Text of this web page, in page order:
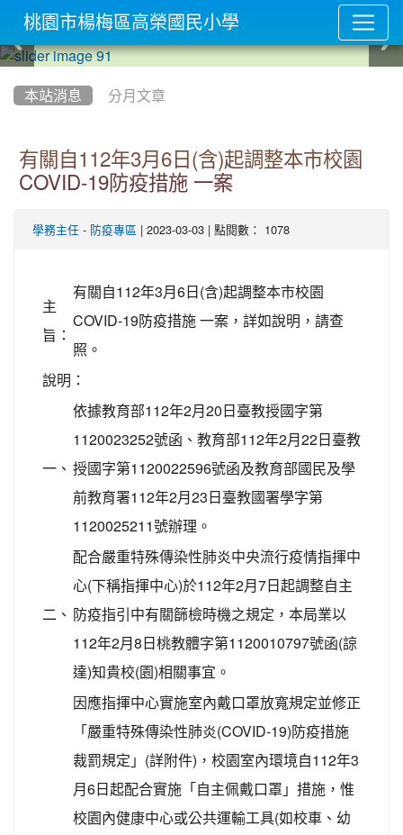
本站消息 分月文章
有關自112年3月6日(含)起調整本市校園
COVID-19防疫措施 一案
學務主任 - 防疫專區 | 2023-03-03 | 點閱數： 1078
主
旨：
有關自112年3月6日(含)起調整本市校園
COVID-19防疫措施 一案，詳如說明，請查
照。
說明：
一、
依據教育部112年2月20日臺教授國字第
1120023252號函、教育部112年2月22日臺教
授國字第1120022596號函及教育部國民及學
前教育署112年2月23日臺教國署學字第
1120025211號辦理。
二、
配合嚴重特殊傳染性肺炎中央流行疫情指揮中
心(下稱指揮中心)於112年2月7日起調整自主
防疫指引中有關篩檢時機之規定，本局業以
112年2月8日桃教體字第1120010797號函(諒
達)知貴校(園)相關事宜。
因應指揮中心實施室內戴口罩放寬規定並修正
「嚴重特殊傳染性肺炎(COVID-19)防疫措施
裁罰規定」(詳附件)，校園室內環境自112年3
月6日起配合實施「自主佩戴口罩」措施，惟
校園內健康中心或公共運輸工具(如校車、幼
桃園市楊梅區高榮國民小學